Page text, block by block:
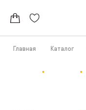
Главная Каталог